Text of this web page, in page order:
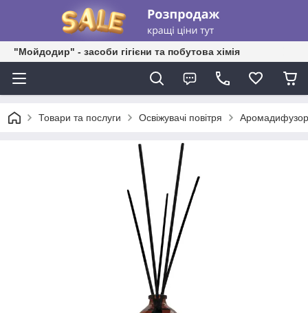
"Мойдодир" - засоби гігієни та побутова хімія
Товари та послуги Освіжувачі повітря